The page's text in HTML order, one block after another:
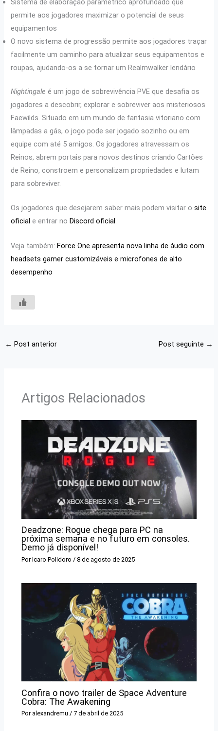
Sistema de elaboração paramétrico aprofundado que
permite aos jogadores maximizar o potencial de seus
equipamentos
O novo sistema de progressão permite aos jogadores traçar
facilmente um caminho para atualizar seus equipamentos e
roupas, ajudando-os a se tornar um Realmwalker lendário
Nightingale é um jogo de sobrevivência PVE que desafia os
jogadores a descobrir, explorar e sobreviver aos misteriosos
Faewilds. Situado em um mundo de fantasia vitoriano com
lâmpadas a gás, o jogo pode ser jogado sozinho ou em
equipe com até 5 amigos. Os jogadores atravessam os
Reinos, abrem portais para novos destinos criando Cartões
de Reino, constroem e personalizam propriedades e lutam
para sobreviver.
Os jogadores que desejarem saber mais podem visitar osite
oficial e entrar no Discord oficial .
Veja também:Force One apresenta nova linha de áudio com
headsets gamer customizáveis e microfones de alto
desempenho
← Post anterior Post seguinte →
Artigos Relacionados
Deadzone: Rogue chega para PC na
próxima semana e no futuro em consoles.
Demo já disponível!
PorIcaro Polidoro /8 de agosto de 2025
Confira o novo trailer de Space Adventure
Cobra: The Awakening
Por alexandremu/7 de abril de 2025